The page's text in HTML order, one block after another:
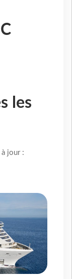
les
jour :